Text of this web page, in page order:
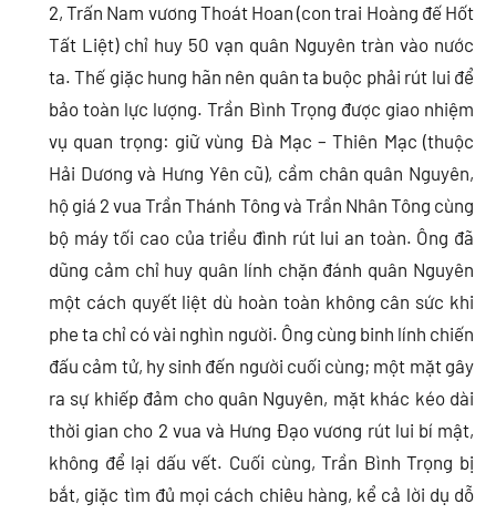
2, Trấn Nam vương Thoát Hoan (con trai Hoàng đế Hốt
Tất Liệt) chỉ huy 50 vạn quân Nguyên tràn vào nước
ta. Thế giặc hung hãn nên quân ta buộc phải rút lui để
bảo toàn lực lượng. Trần Bình Trọng được giao nhiệm
vụ quan trọng: giữ vùng Đà Mạc – Thiên Mạc (thuộc
Hải Dương và Hưng Yên cũ), cầm chân quân Nguyên,
hộ giá 2 vua Trần Thánh Tông và Trần Nhân Tông cùng
bộ máy tối cao của triều đình rút lui an toàn. Ông đã
dũng cảm chỉ huy quân lính chặn đánh quân Nguyên
một cách quyết liệt dù hoàn toàn không cân sức khi
phe ta chỉ có vài nghìn người. Ông cùng binh lính chiến
đấu cảm tử, hy sinh đến người cuối cùng; một mặt gây
ra sự khiếp đảm cho quân Nguyên, mặt khác kéo dài
thời gian cho 2 vua và Hưng Đạo vương rút lui bí mật,
không để lại dấu vết. Cuối cùng, Trần Bình Trọng bị
bắt, giặc tìm đủ mọi cách chiêu hàng, kể cả lời dụ dỗ